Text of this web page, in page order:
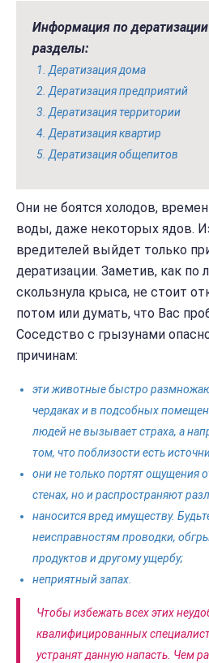
Информация по дератизации
разделы:
Дератизация дома
Дератизация предприятий
Дератизация территории
Дератизация квартир
Дератизация общепитов
Они не боятся холодов,
воды, даже некоторых ядов.
вредителей выйдет только
дератизации. Заметив, как по
скользнула крыса, не стоит
потом или думать, что Вас
Соседство с грызунами
причинам:
эти животные быстро
чердаках и в подсобных
людей не вызывает страха, а
том, что поблизости есть
они не только портят ощущения
стенах, но и распространяют
наносится вред имуществу.
неисправностям проводки,
продуктов и другому ущербу;
неприятный запах.
Чтобы избежать всех этих
квалифицированных
устранят данную напасть. Чем